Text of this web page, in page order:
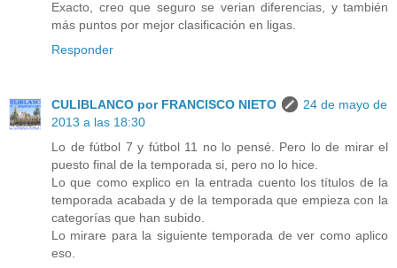
Exacto, creo que seguro se verian diferencias, y también
más puntos por mejor clasificación en ligas.
Responder
CULIBLANCO por FRANCISCO NIETO
24 de mayo de
2013 a las 18:30
Lo de fútbol 7 y fútbol 11 no lo pensé. Pero lo de mirar el
puesto final de la temporada si, pero no lo hice.
Lo que como explico en la entrada cuento los títulos de la
temporada acabada y de la temporada que empieza con la
categorías que han subido.
Lo mirare para la siguiente temporada de ver como aplico
eso.